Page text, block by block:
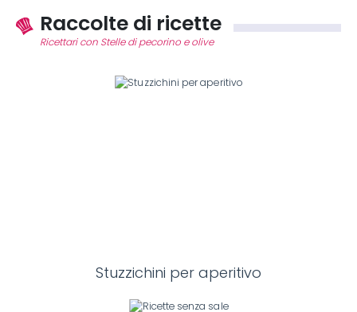
Raccolte di ricette
Ricettari con Stelle di pecorino e olive
Stuzzichini per aperitivo